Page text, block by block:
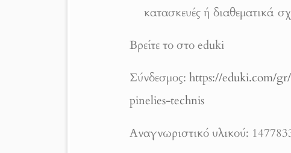
κατασκευές ή διαθεματικά
Βρείτε το στο eduki
Σύνδεσμος:https://eduki.com/
pinelies-technis
Αναγνωριστικό υλικού: